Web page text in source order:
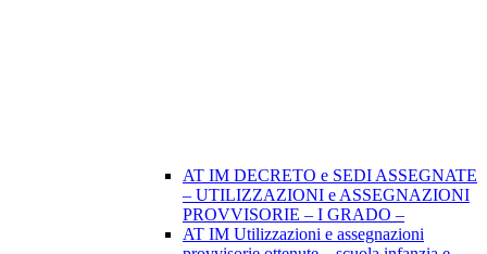
AT IM DECRETO e SEDI ASSEGNATE
– UTILIZZAZIONI e ASSEGNAZIONI
PROVVISORIE – I GRADO –
AT IM Utilizzazioni e assegnazioni